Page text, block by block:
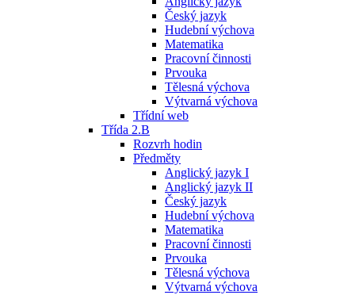
Český jazyk
Hudební výchova
Matematika
Pracovní činnosti
Prvouka
Tělesná výchova
Výtvarná výchova
Třídní web
Třída 2.B
Rozvrh hodin
Předměty
Anglický jazyk I
Anglický jazyk II
Český jazyk
Hudební výchova
Matematika
Pracovní činnosti
Prvouka
Tělesná výchova
Výtvarná výchova